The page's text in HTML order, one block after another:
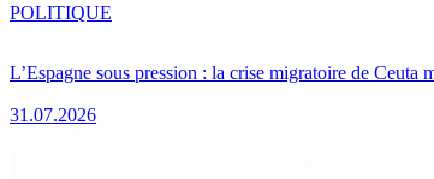
L’Espagne sous pression : la crise migratoire de Ceuta
31.07.2026
POLITIQUE